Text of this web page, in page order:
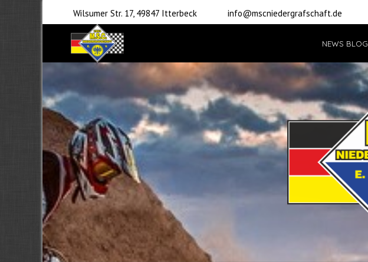
Wilsumer Str. 17, 49847 Itterbeck info@mscniedergrafschaft.de
NEWS BLOG